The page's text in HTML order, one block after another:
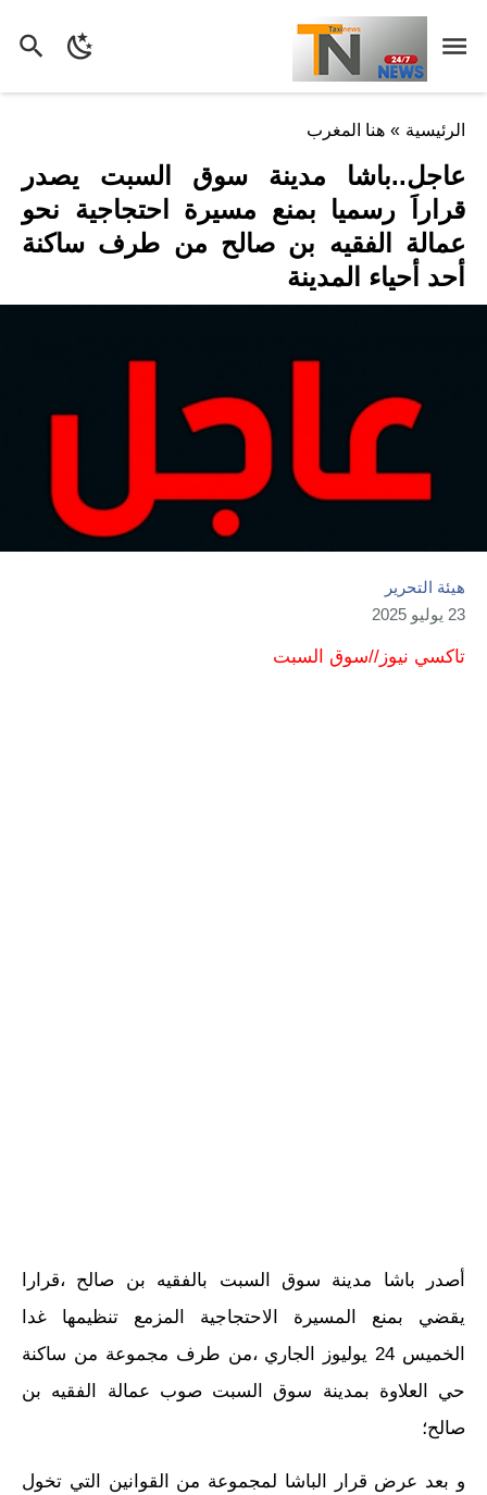
الرئيسية » هنا المغرب
عاجل..باشا مدينة سوق السبت يصدر
قراراَ رسميا بمنع مسيرة احتجاجية نحو
عمالة الفقيه بن صالح من طرف ساكنة
أحد أحياء المدينة
هيئة التحرير
23 يوليو 2025
تاكسي نيوز//سوق السبت
أصدر باشا مدينة سوق السبت بالفقيه بن صالح ،قرارا
يقضي بمنع المسيرة الاحتجاجية المزمع تنظيمها غدا
الخميس 24 يوليوز الجاري ،من طرف مجموعة من ساكنة
حي العلاوة بمدينة سوق السبت صوب عمالة الفقيه بن
صالح؛
و بعد عرض قرار الباشا لمجموعة من القوانين التي تخول